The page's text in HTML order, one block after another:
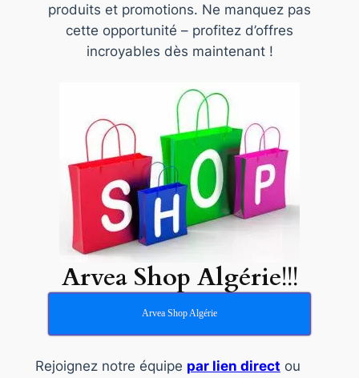
produits et promotions. Ne manquez pas
cette opportunité – profitez d’offres
incroyables dès maintenant !
Arvea Shop Algérie!!!
Arvea Shop Algérie
Rejoignez notre équipe par lien direct ou